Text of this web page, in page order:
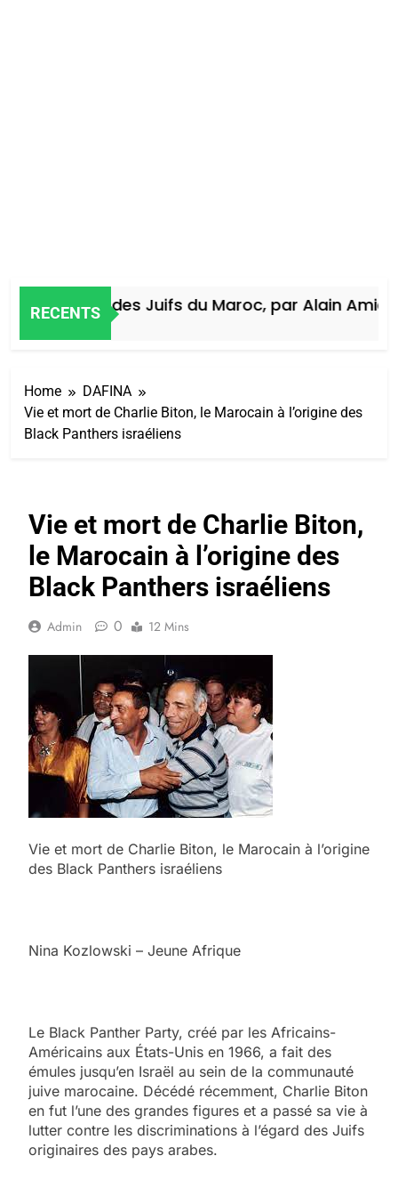
RECENTS
Histoire des Juifs du Maroc, par Alain Amiel
Home
DAFINA
Vie et mort de Charlie Biton, le Marocain à l’origine des
Black Panthers israéliens
Vie et mort de Charlie Biton,
le Marocain à l’origine des
Black Panthers israéliens
Admin 0 12 Mins
Vie et mort de Charlie Biton, le Marocain à l’origine
des Black Panthers israéliens
Nina Kozlowski – Jeune Afrique
Le Black Panther Party, créé par les Africains-
Américains aux États-Unis en 1966, a fait des
émules jusqu’en Israël au sein de la communauté
juive marocaine. Décédé récemment, Charlie Biton
en fut l’une des grandes figures et a passé sa vie à
lutter contre les discriminations à l’égard des Juifs
originaires des pays arabes.